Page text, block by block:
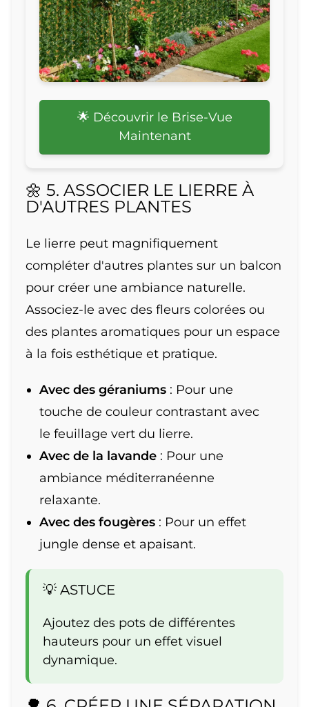
🌟 Découvrir le Brise-Vue
Maintenant
🌼 5. ASSOCIER LE LIERRE À
D'AUTRES PLANTES
Le lierre peut magnifiquement
compléter d'autres plantes sur un balcon
pour créer une ambiance naturelle.
Associez-le avec des fleurs colorées ou
des plantes aromatiques pour un espace
à la fois esthétique et pratique.
Avec des géraniums : Pour une
touche de couleur contrastant avec
le feuillage vert du lierre.
Avec de la lavande : Pour une
ambiance méditerranéenne
relaxante.
Avec des fougères : Pour un effet
jungle dense et apaisant.
💡 ASTUCE
Ajoutez des pots de différentes
hauteurs pour un effet visuel
dynamique.